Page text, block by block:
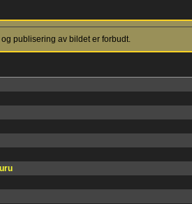
publisering av bildet er forbudt.